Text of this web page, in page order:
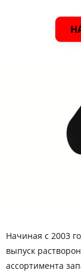
Начиная с 2003
выпуск
ассортимента